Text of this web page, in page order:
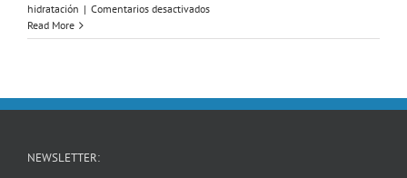
hidratación | Comentarios desactivadosen
tiene
Read More
NEWSLETTER: